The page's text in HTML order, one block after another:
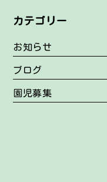
カテゴリー
お知らせ
ブログ
園児募集